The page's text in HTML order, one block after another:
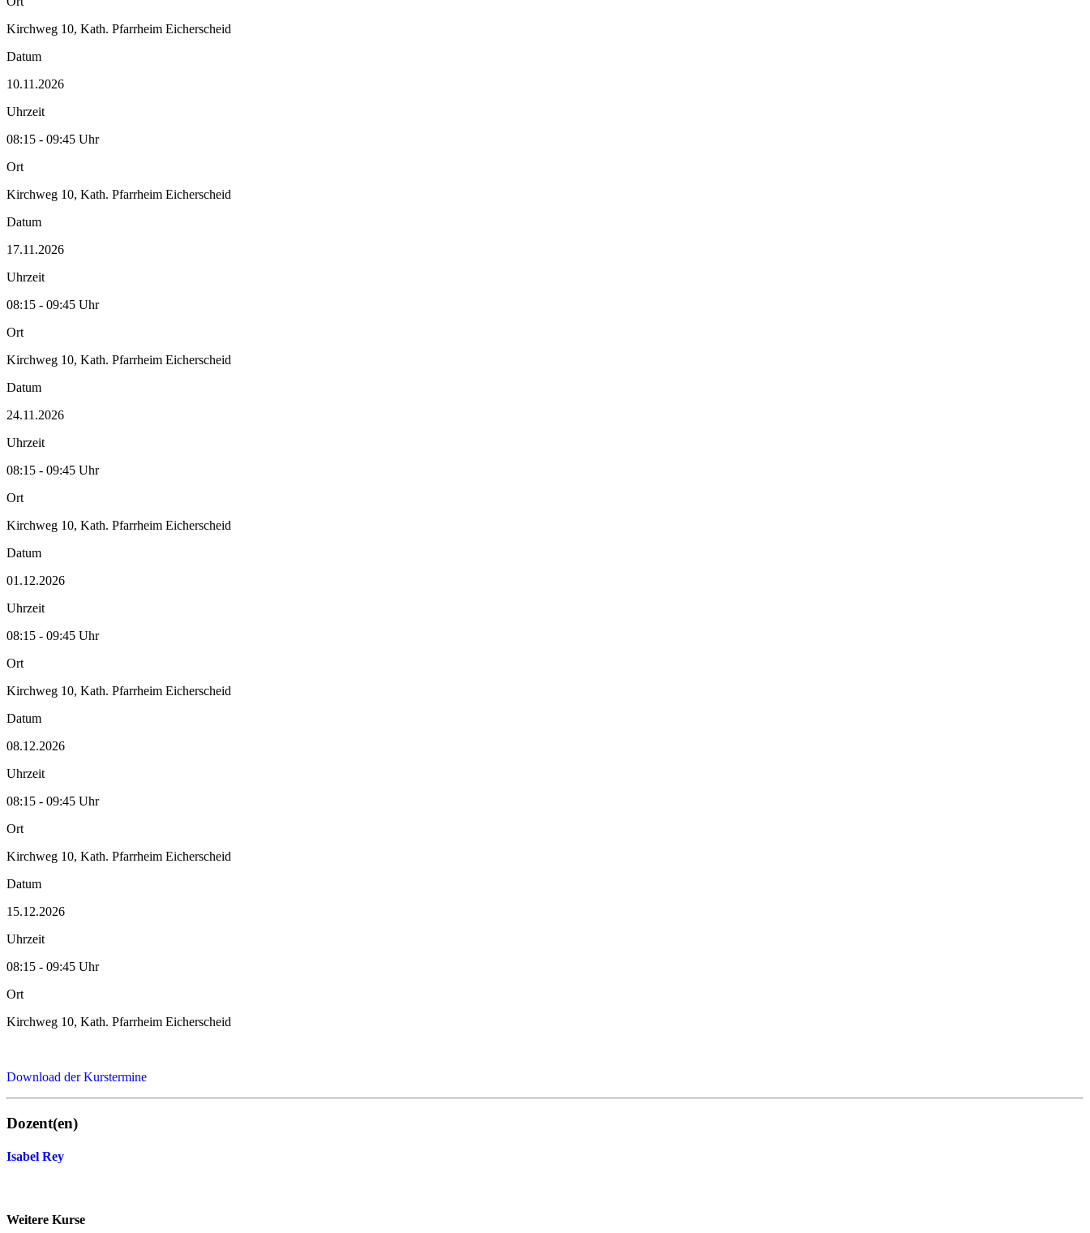
Kirchweg 10, Kath. Pfarrheim Eicherscheid
Datum
10.11.2026
Uhrzeit
08:15 - 09:45 Uhr
Ort
Kirchweg 10, Kath. Pfarrheim Eicherscheid
Datum
17.11.2026
Uhrzeit
08:15 - 09:45 Uhr
Ort
Kirchweg 10, Kath. Pfarrheim Eicherscheid
Datum
24.11.2026
Uhrzeit
08:15 - 09:45 Uhr
Ort
Kirchweg 10, Kath. Pfarrheim Eicherscheid
Datum
01.12.2026
Uhrzeit
08:15 - 09:45 Uhr
Ort
Kirchweg 10, Kath. Pfarrheim Eicherscheid
Datum
08.12.2026
Uhrzeit
08:15 - 09:45 Uhr
Ort
Kirchweg 10, Kath. Pfarrheim Eicherscheid
Datum
15.12.2026
Uhrzeit
08:15 - 09:45 Uhr
Ort
Kirchweg 10, Kath. Pfarrheim Eicherscheid
Download der Kurstermine
Dozent(en)
Isabel Rey
Weitere Kurse